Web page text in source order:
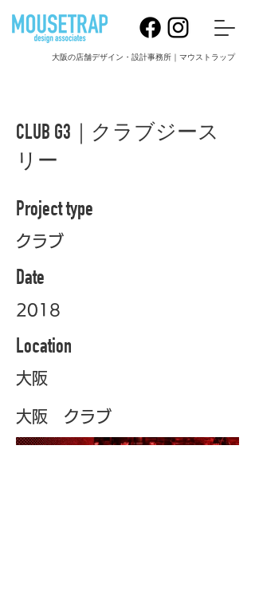
大阪の店舗デザイン・設計事務所｜マウストラップ
CLUB G3｜クラブジース
リー
Project type
クラブ
Date
2018
Location
大阪
大阪 クラブ